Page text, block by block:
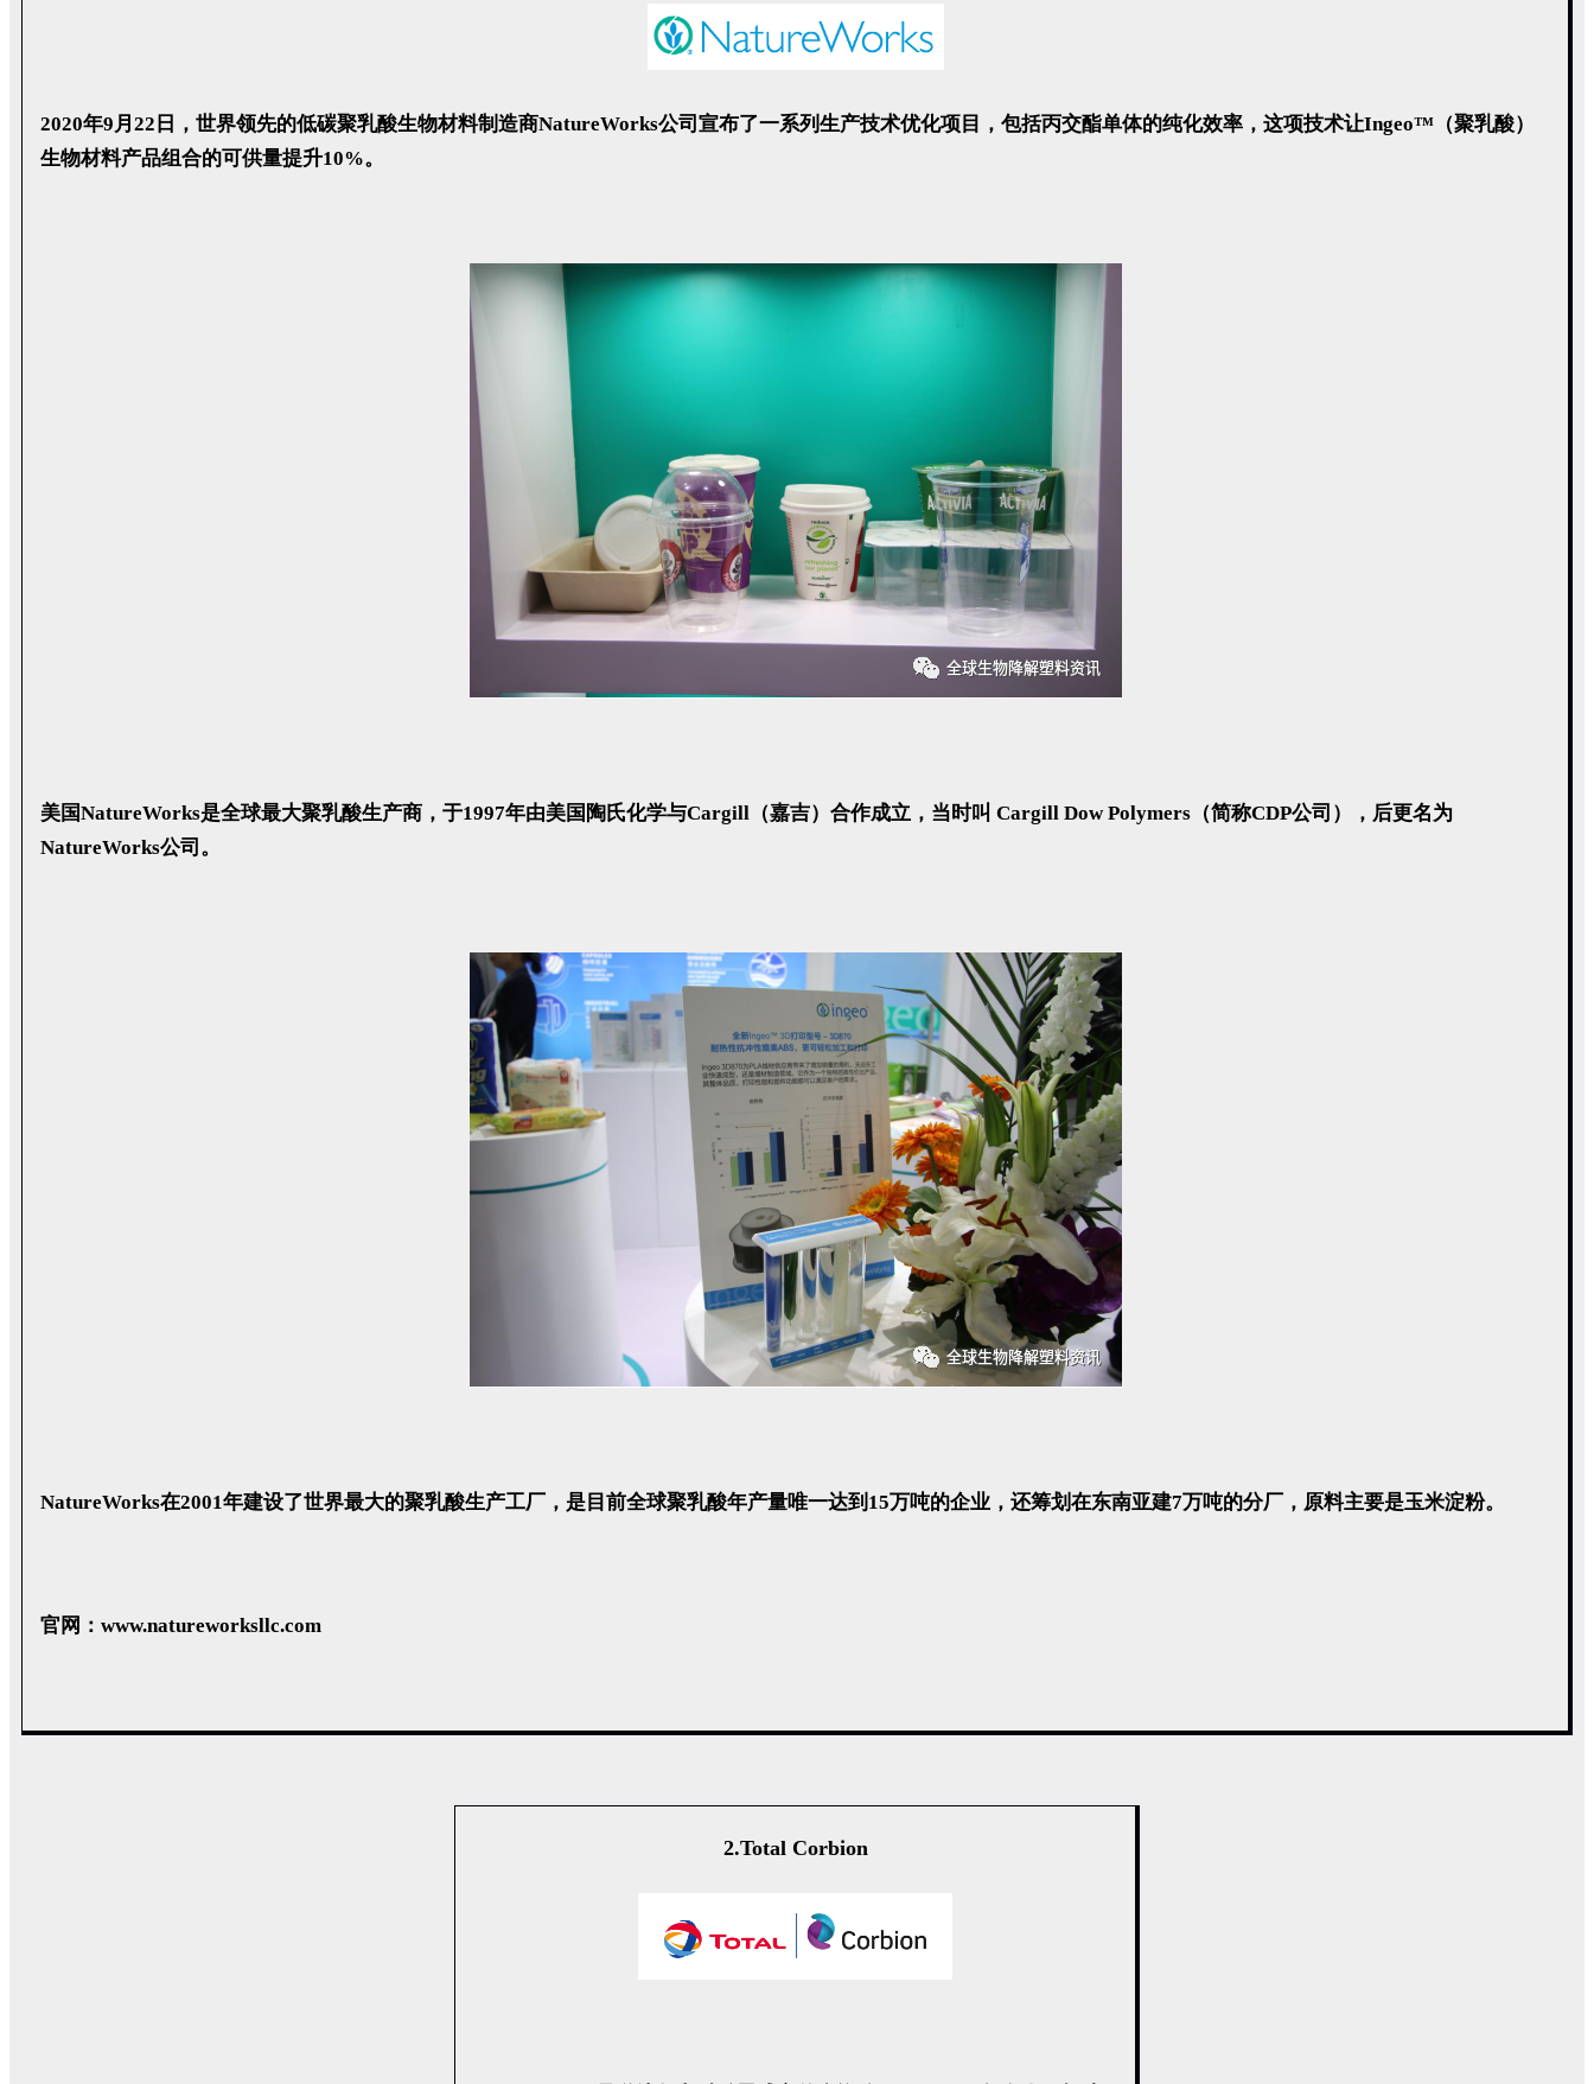
2020年9月22日，世界领先的低碳聚乳酸生物材料制造商NatureWorks公司宣布了一系列生产技术优化项目，包括丙交酯单体的纯化效率，这项技术让Ingeo™（聚乳酸）
生物材料产品组合的可供量提升10%。
美国NatureWorks是全球最大聚乳酸生产商，于1997年由美国陶氏化学与Cargill（嘉吉）合作成立，当时叫 Cargill Dow Polymers（简称CDP公司），后更名为
NatureWorks公司。
NatureWorks在2001年建设了世界最大的聚乳酸生产工厂，是目前全球聚乳酸年产量唯一达到15万吨的企业，还筹划在东南亚建7万吨的分厂，原料主要是玉米淀粉。
官网：www.natureworksllc.com
2.Total Corbion